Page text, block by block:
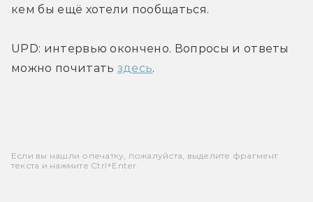
кем бы ещё хотели пообщаться.
UPD: интервью окончено. Вопросы и ответы
можно почитать здесь.
Если вы нашли опечатку, пожалуйста, выделите фрагмент
текста и нажмите Ctrl+Enter.